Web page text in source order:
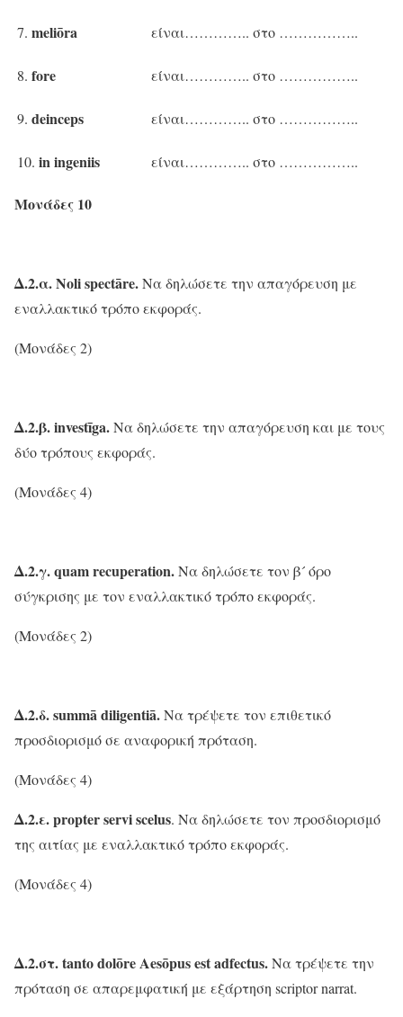
7. meliōra είναι………….. στο ……………..
8. fore είναι………….. στο ……………..
9. deinceps είναι………….. στο ……………..
10. in ingeniis είναι………….. στο ……………..
Μονάδες 10
Δ.2.α.Nolispectāre.Να δηλώσετε την απαγόρευση με
εναλλακτικό τρόπο εκφοράς.
(Μονάδες 2)
Δ.2.β.investīga.Να δηλώσετε την απαγόρευση και με τους
δύο τρόπους εκφοράς.
(Μονάδες 4)
Δ.2.γ.quam recuperation.Να δηλώσετε τον β´ όρο
σύγκρισης με τον εναλλακτικό τρόπο εκφοράς.
(Μονάδες 2)
Δ.2.δ.summādiligentiā.Να τρέψετε τον επιθετικό
προσδιορισμό σε αναφορική πρόταση.
(Μονάδες 4)
Δ.2.ε.propter servi scelus. Να δηλώσετε τον προσδιορισμό
της αιτίας με εναλλακτικό τρόπο εκφοράς.
(Μονάδες 4)
Δ.2.στ.tanto dolōre Aesōpus est adfectus.Να τρέψετε την
πρόταση σε απαρεμφατική με εξάρτηση scriptor narrat.